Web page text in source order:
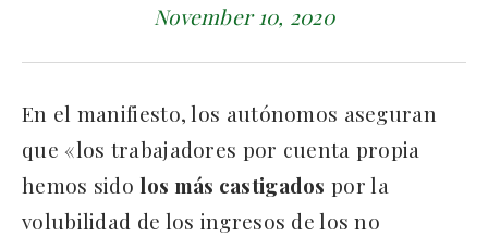
November 10, 2020
En el manifiesto, los autónomos aseguran
que «los trabajadores por cuenta propia
hemos sido los más castigados por la
volubilidad de los ingresos de los no